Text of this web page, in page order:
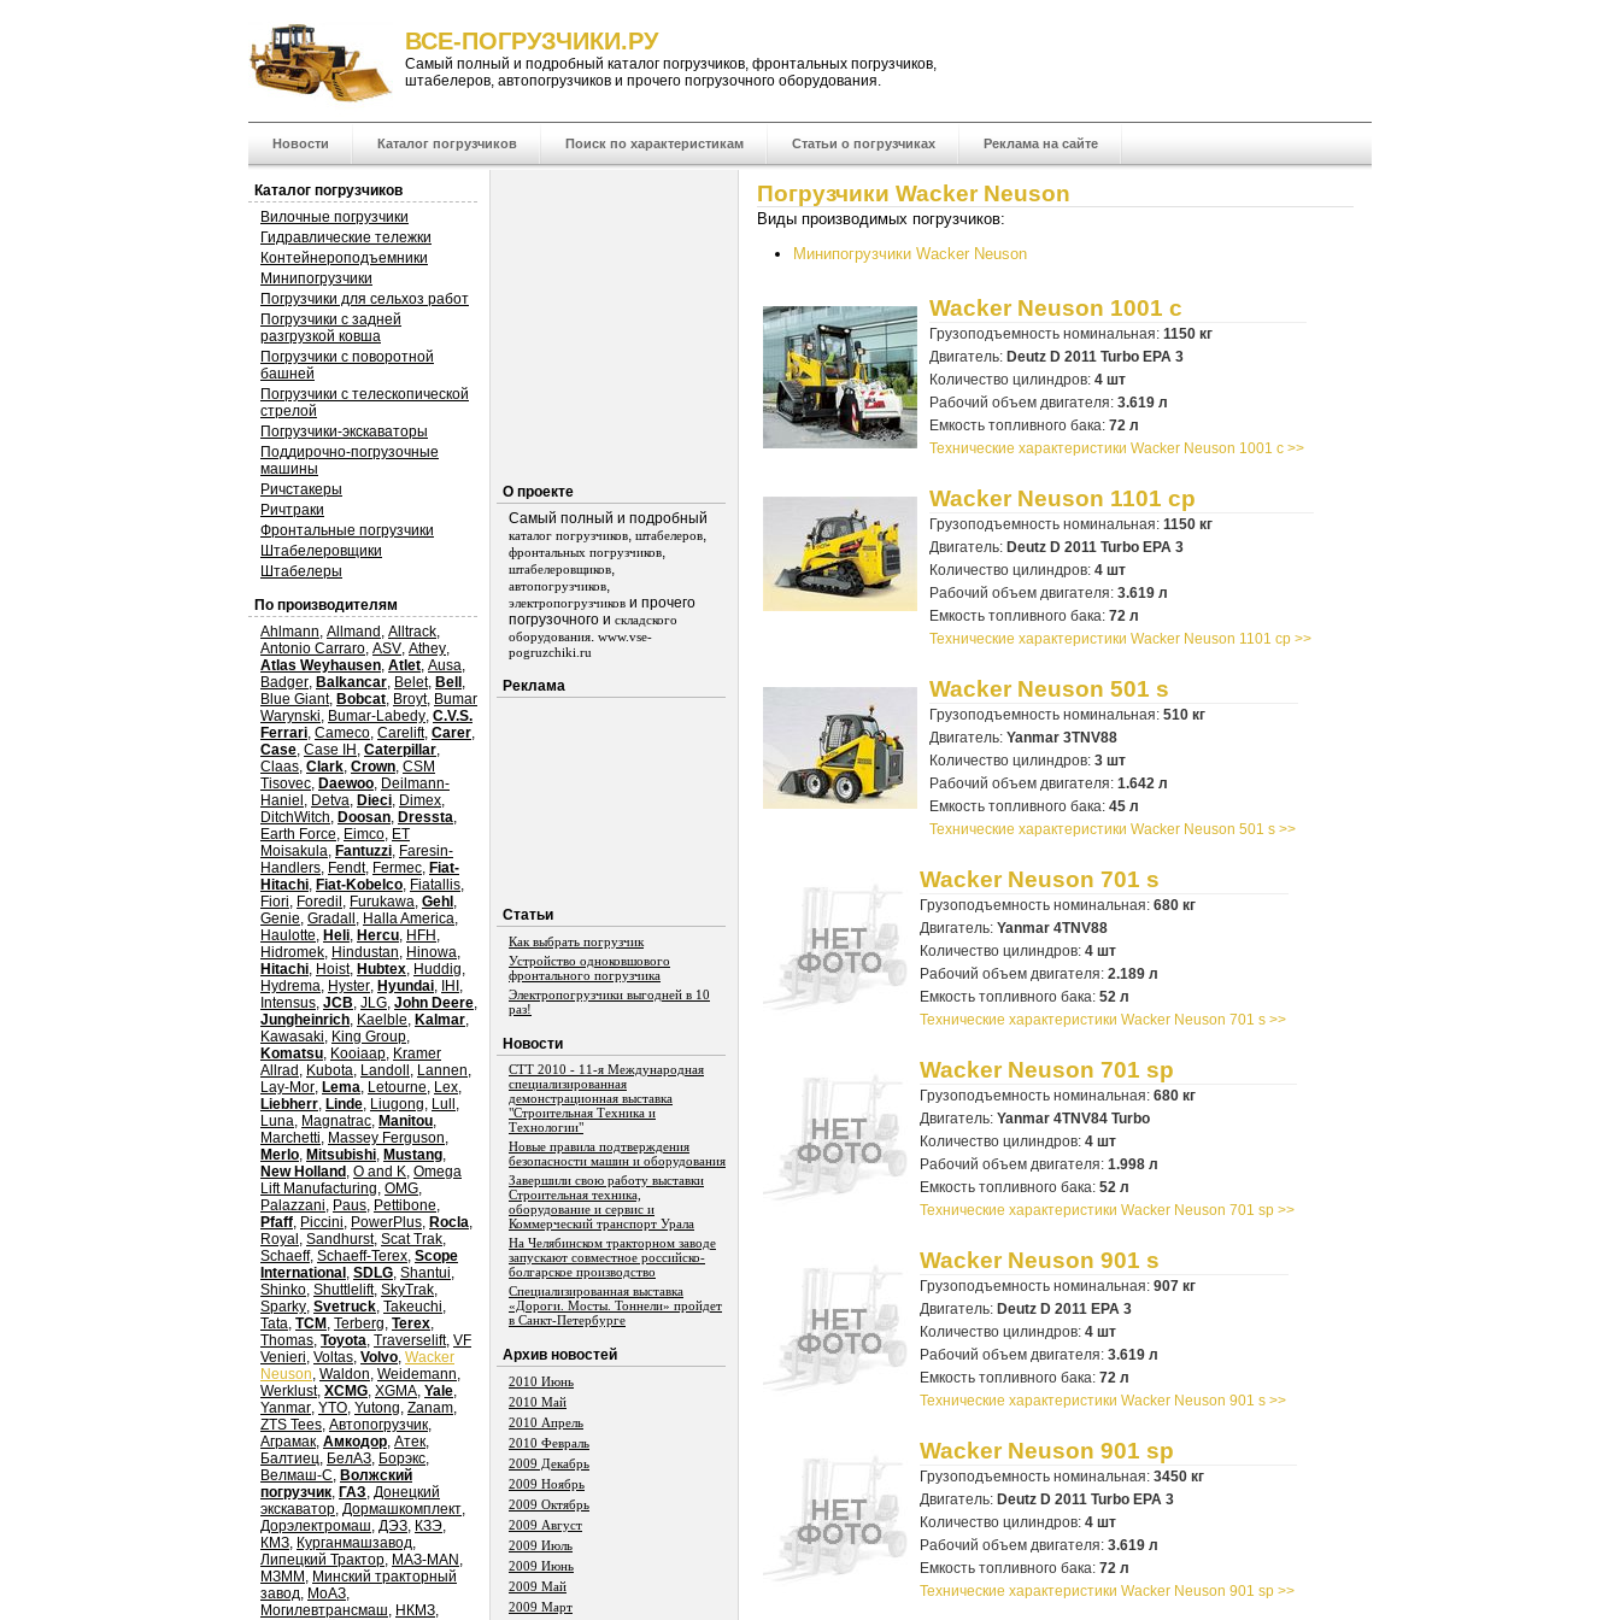
ВСЕ-ПОГРУЗЧИКИ.РУ
Самый полный и подробный каталог погрузчиков, фронтальных погрузчиков,
штабелеров, автопогрузчиков и прочего погрузочного оборудования.
Новости Каталог погрузчиков Поиск по характеристикам Статьи о погрузчиках Реклама на сайте
Погрузчики Wacker Neuson
Виды производимых погрузчиков:
Минипогрузчики Wacker Neuson
Wacker Neuson 1001 c
Грузоподъемность номинальная: 1150 кг
Двигатель: Deutz D 2011 Turbo EPA 3
Количество цилиндров: 4 шт
Рабочий объем двигателя: 3.619 л
Емкость топливного бака: 72 л
Технические характеристики Wacker Neuson 1001 c >>
Wacker Neuson 1101 cp
Грузоподъемность номинальная: 1150 кг
Двигатель: Deutz D 2011 Turbo EPA 3
Количество цилиндров: 4 шт
Рабочий объем двигателя: 3.619 л
Емкость топливного бака: 72 л
Технические характеристики Wacker Neuson 1101 cp >>
Wacker Neuson 501 s
Грузоподъемность номинальная: 510 кг
Двигатель: Yanmar 3TNV88
Количество цилиндров: 3 шт
Рабочий объем двигателя: 1.642 л
Емкость топливного бака: 45 л
Технические характеристики Wacker Neuson 501 s >>
Wacker Neuson 701 s
Грузоподъемность номинальная: 680 кг
Двигатель: Yanmar 4TNV88
Количество цилиндров: 4 шт
Рабочий объем двигателя: 2.189 л
Емкость топливного бака: 52 л
Технические характеристики Wacker Neuson 701 s >>
Wacker Neuson 701 sp
Грузоподъемность номинальная: 680 кг
Двигатель: Yanmar 4TNV84 Turbo
Количество цилиндров: 4 шт
Рабочий объем двигателя: 1.998 л
Емкость топливного бака: 52 л
Технические характеристики Wacker Neuson 701 sp >>
Wacker Neuson 901 s
Грузоподъемность номинальная: 907 кг
Двигатель: Deutz D 2011 EPA 3
Количество цилиндров: 4 шт
Рабочий объем двигателя: 3.619 л
Емкость топливного бака: 72 л
Технические характеристики Wacker Neuson 901 s >>
Wacker Neuson 901 sp
Грузоподъемность номинальная: 3450 кг
Двигатель: Deutz D 2011 Turbo EPA 3
Количество цилиндров: 4 шт
Рабочий объем двигателя: 3.619 л
Емкость топливного бака: 72 л
Технические характеристики Wacker Neuson 901 sp >>
Каталог погрузчиков
Вилочные погрузчики
Гидравлические тележки
Контейнероподъемники
Минипогрузчики
Погрузчики для сельхоз работ
Погрузчики с задней
разгрузкой ковша
Погрузчики с поворотной
башней
Погрузчики с телескопической
стрелой
Погрузчики-экскаваторы
Поддирочно-погрузочные
машины
Ричстакеры
Ричтраки
Фронтальные погрузчики
Штабелеровщики
Штабелеры
По производителям
Ahlmann, Allmand , Alltrack,
Antonio Carraro, ASV, Athey,
Atlas Weyhausen, Atlet, Ausa,
Badger, Balkancar, Belet, Bell ,
Blue Giant, Bobcat, Broyt, Bumar
Warynski, Bumar-Labedy, C.V.S.
Ferrari, Cameco, Carelift, Carer,
Case, Case IH , Caterpillar,
Claas, Clark, Crown, CSM
Tisovec, Daewoo, Deilmann-
Haniel , Detva, Dieci, Dimex,
DitchWitch, Doosan, Dressta,
Earth Force, Eimco, ET
Moisakula, Fantuzzi, Faresin-
Handlers, Fendt, Fermec, Fiat-
Hitachi, Fiat-Kobelco, Fiatallis,
Fiori, Foredil , Furukawa, Gehl ,
Genie, Gradall , Halla America,
Haulotte, Heli, Hercu, HFH ,
Hidromek, Hindustan, Hinowa,
Hitachi, Hoist, Hubtex, Huddig,
Hydrema, Hyster, Hyundai, IHI ,
Intensus, JCB, JLG, John Deere,
Jungheinrich, Kaelble, Kalmar,
Kawasaki, King Group,
Komatsu, Kooiaap, Kramer
Allrad , Kubota, Landoll , Lannen,
Lay-Mor, Lema, Letourne, Lex,
Liebherr, Linde, Liugong, Lull ,
Luna, Magnatrac, Manitou,
Marchetti, Massey Ferguson,
Merlo, Mitsubishi, Mustang,
New Holland , O and K, Omega
Lift Manufacturing, OMG,
Palazzani, Paus, Pettibone,
Pfaff, Piccini, PowerPlus, Rocla,
Royal , Sandhurst, Scat Trak,
Schaeff, Schaeff-Terex, Scope
International , SDLG, Shantui,
Shinko, Shuttlelift, SkyTrak,
Sparky, Svetruck, Takeuchi,
Tata, TCM , Terberg, Terex,
Thomas, Toyota, Traverselift, VF
Venieri, Voltas, Volvo, Wacker
Neuson, Waldon, Weidemann,
Werklust, XCMG, XGMA, Yale,
Yanmar, YTO, Yutong, Zanam,
ZTS Tees, Автопогрузчик,
Аграмак, Амкодор, Атек,
Балтиец, БелАЗ, Борэкс,
Велмаш-С, Волжский
погрузчик, ГАЗ, Донецкий
экскаватор, Дормашкомплект,
Дорэлектромаш, ДЭЗ, КЗЭ,
КМЗ, Курганмашзавод,
Липецкий Трактор, МАЗ-MAN ,
МЗММ , Минский тракторный
завод, МоАЗ,
Могилевтрансмаш, НКМЗ,
О проекте
Самый полный и подробный
каталог погрузчиков, штабелеров,
фронтальных погрузчиков,
штабелеровщиков,
автопогрузчиков,
электропогрузчиков и прочего
погрузочного и складского
оборудования. www.vse-
pogruzchiki.ru
Реклама
Статьи
Как выбрать погрузчик
Устройство одноковшового
фронтального погрузчика
Электропогрузчики выгодней в 10
раз!
Новости
СТТ 2010 - 11-я Международная
специализированная
демонстрационная выставка
"Строительная Техника и
Технологии"
Новые правила подтверждения
безопасности машин и оборудования
Завершили свою работу выставки
Строительная техника,
оборудование и сервис и
Коммерческий транспорт Урала
На Челябинском тракторном заводе
запускают совместное российско-
болгарское производство
Специализированная выставка
«Дороги. Мосты. Тоннели» пройдет
в Санкт-Петербурге
Aрхив новостей
2010 Июнь
2010 Май
2010 Апрель
2010 Февраль
2009 Декабрь
2009 Ноябрь
2009 Октябрь
2009 Август
2009 Июль
2009 Июнь
2009 Май
2009 Март